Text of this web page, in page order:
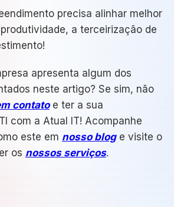
precisa alinhar melhor
a terceirização de
apresenta algum dos
neste artigo? Se sim, não
contatoe ter a sua
com a Atual IT! Acompanhe
este em nosso bloge visite o
os nossos serviços.